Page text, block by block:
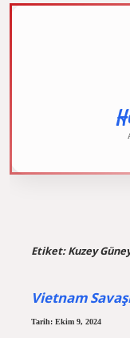
Etiket:Kuzey
Vietnam
Tarih: Ekim 9, 2024